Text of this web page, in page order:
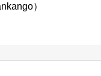
）